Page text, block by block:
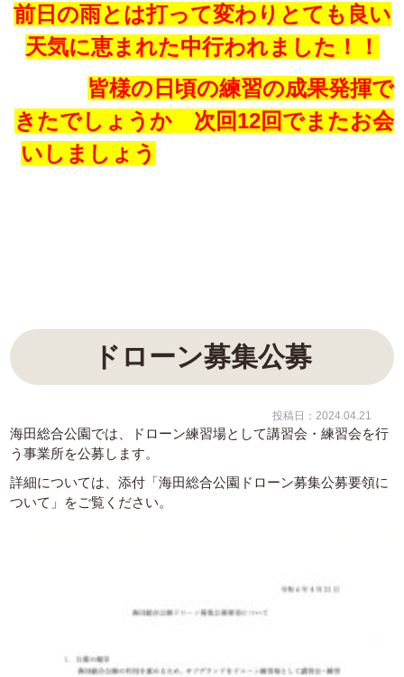
前日の雨とは打って変わりとても良い
天気に恵まれた中行われました！！
皆様の日頃の練習の成果発揮で
きたでしょうか 次回12回でまたお会
いしましょう
ドローン募集公募
投稿日：2024.04.21
海田総合公園では、ドローン練習場として講習会・練習会を行
う事業所を公募します。
詳細については、添付「海田総合公園ドローン募集公募要領に
ついて」をご覧ください。